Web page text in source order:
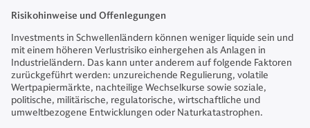
Risikohinweise und Offenlegungen
Investments in Schwellenländern können weniger liquide sein und
mit einem höheren Verlustrisiko einhergehen als Anlagen in
Industrieländern. Das kann unter anderem auf folgende Faktoren
zurückgeführt werden: unzureichende Regulierung, volatile
Wertpapiermärkte, nachteilige Wechselkurse sowie soziale,
politische, militärische, regulatorische, wirtschaftliche und
umweltbezogene Entwicklungen oder Naturkatastrophen.